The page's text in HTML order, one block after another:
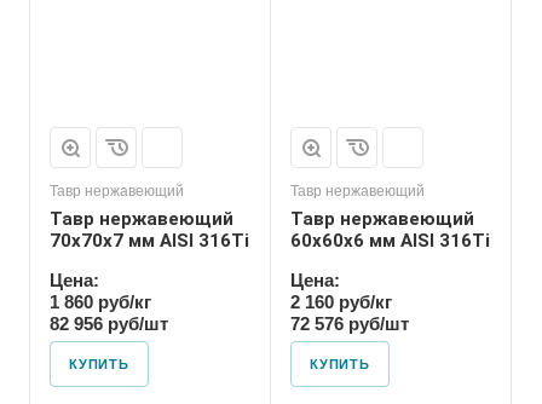
Тавр нержавеющий
Тавр нержавеющий
70х70х7 мм AISI 316Ti
Цена:
1 860 руб/кг
82 956 руб/шт
КУПИТЬ
Тавр нержавеющий
Тавр нержавеющий
60х60х6 мм AISI 316Ti
Цена:
2 160 руб/кг
72 576 руб/шт
КУПИТЬ